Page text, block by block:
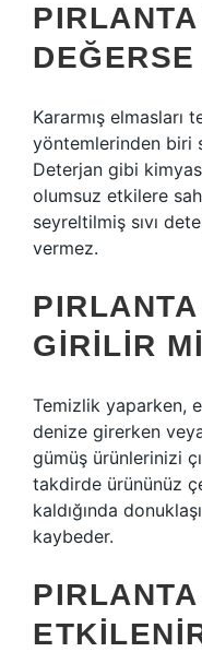
Kararmış elmasları
yöntemlerinden biri
Deterjan gibi
olumsuz etkilere
seyreltilmiş sıvı
vermez.
GIRILIR
Temizlik yaparken,
denize girerken
gümüş ürünlerinizi
takdirde ürününüz
kaldığında
kaybeder.